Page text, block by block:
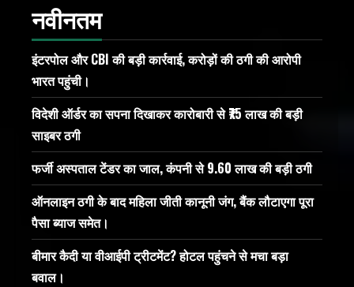
नवीनतम
इंटरपोल और CBI की बड़ी कार्रवाई, करोड़ों की ठगी की आरोपी
भारत पहुंची।
विदेशी ऑर्डर का सपना दिखाकर कारोबारी से ₹75 लाख की बड़ी
साइबर ठगी
फर्जी अस्पताल टेंडर का जाल, कंपनी से 9.60 लाख की बड़ी ठगी
ऑनलाइन ठगी के बाद महिला जीती कानूनी जंग, बैंक लौटाएगा पूरा
पैसा ब्याज समेत।
बीमार कैदी या वीआईपी ट्रीटमेंट? होटल पहुंचने से मचा बड़ा
बवाल।